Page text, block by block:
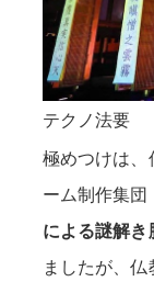
テクノ法要
極めつけは、
ーム制作集団
による謎解き
ましたが、